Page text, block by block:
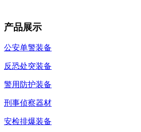
产品展示
公安单警装备
反恐处突装备
警用防护装备
刑事侦察器材
安检排爆装备